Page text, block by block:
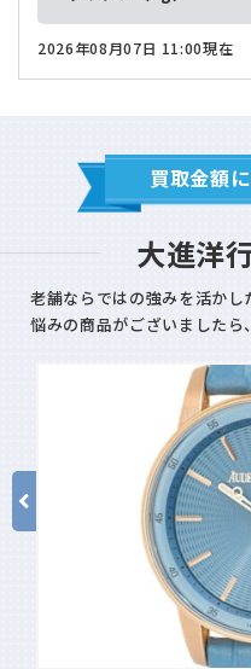
2026年08月07日 11:00現在
買取金額
大進洋
老舗ならではの強みを活かし
悩みの商品がございましたら